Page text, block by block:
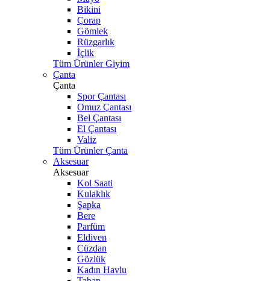
Bikini
Çorap
Gömlek
Rüzgarlık
İçlik
Tüm Ürünler Giyim
Çanta
Çanta
Spor Çantası
Omuz Çantası
Bel Çantası
El Çantası
Valiz
Tüm Ürünler Çanta
Aksesuar
Aksesuar
Kol Saati
Kulaklık
Şapka
Bere
Parfüm
Eldiven
Cüzdan
Gözlük
Kadın Havlu